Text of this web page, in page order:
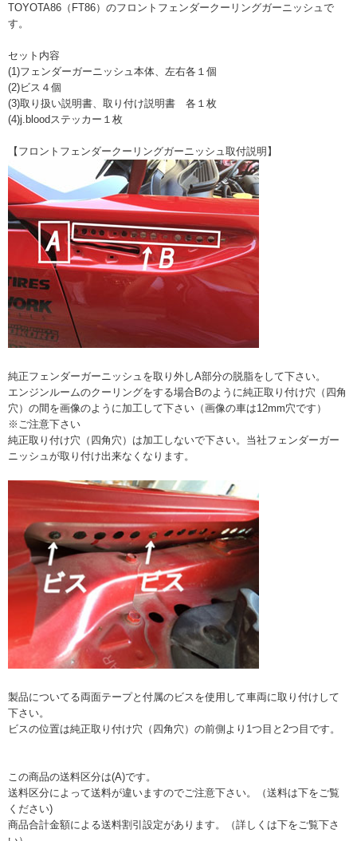
TOYOTA86（FT86）のフロントフェンダークーリングガーニッシュで
す。
セット内容
(1)フェンダーガーニッシュ本体、左右各１個
(2)ビス４個
(3)取り扱い説明書、取り付け説明書 各１枚
(4)j.bloodステッカー１枚
【フロントフェンダークーリングガーニッシュ取付説明】
純正フェンダーガーニッシュを取り外しA部分の脱脂をして下さい。
エンジンルームのクーリングをする場合Bのように純正取り付け穴（四角
穴）の間を画像のように加工して下さい（画像の車は12mm穴です）
※ご注意下さい
純正取り付け穴（四角穴）は加工しないで下さい。当社フェンダーガー
ニッシュが取り付け出来なくなります。
製品についてる両面テープと付属のビスを使用して車両に取り付けして
下さい。
ビスの位置は純正取り付け穴（四角穴）の前側より1つ目と2つ目です。
この商品の送料区分は(A)です。
送料区分によって送料が違いますのでご注意下さい。（送料は下をご覧
ください)
商品合計金額による送料割引設定があります。（詳しくは下をご覧下さ